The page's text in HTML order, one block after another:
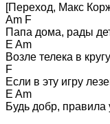
[Переход, Макс
Am F
Папа дома, рады
E Am
Возле телека в
F
Если в эту игру
E Am
Будь добр, правила